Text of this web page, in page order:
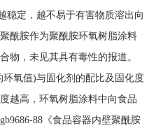
稳定，越不易于有害物质溶出向
酰胺作为聚酰胺环氧树脂涂料
物，未见其具有毒性的报道。
环氧值)与固化剂的配比及固化度
越高，环氧树脂涂料中向食品
gb9686-88 《食品容器内壁聚酰胺